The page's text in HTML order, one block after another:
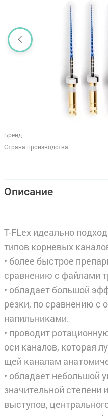
Бренд
Страна производства
Описание
T-FLex идеально
типов корневых
• более быстрое
сравнению с файлами
• обладает большой
резки, по сравнению
напильниками.
• проводит
оси каналов, которая
щей каналам
• обладает небольшой
значительной степени
высту­пов,